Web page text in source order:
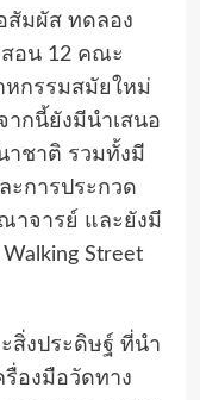
สัมผัส ทดลอง
สอน 12 คณะ
หกรรมสมัยใหม่
กนี้ยังมีนำเสนอ
าชาติ รวมทั้งมี
ะการประกวด
าจารย์ และยังมี
Street
สิ่งประดิษฐ์ ที่นำ
รื่องมือวัดทาง